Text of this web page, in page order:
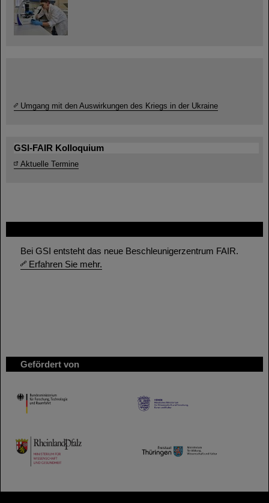
Bei GSI entsteht das neue Beschleunigerzentrum FAIR.
Erfahren Sie mehr.
Gefördert von
HMWK
TMWWDG
Umgang mit den Auswirkungen des Kriegs in der Ukraine
GSI-FAIR Kolloquium
Aktuelle Termine